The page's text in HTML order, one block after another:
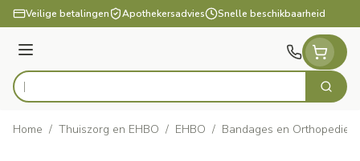
Ga naar de inhoud
Veilige betalingen Apothekersadvies Snelle beschikbaarheid
Menu
Product, merk, categorie... Zoek
Home / Thuiszorg en EHBO / EHBO / Bandages en Orthopedie